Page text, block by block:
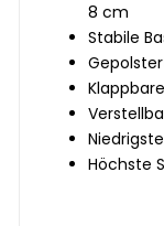
8 cm
Stabile
Höchste